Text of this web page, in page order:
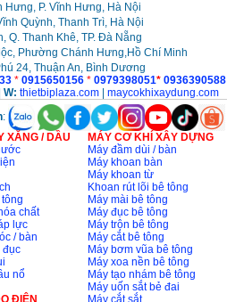
Hưng, P. Vĩnh Hưng, Hà Nội
Quỳnh, Thanh Trì, Hà Nội
Q. Thanh Khê, TP. Đà Nẵng
Phường Chánh Hưng,Hồ Chí Minh
24, Thuận An, Bình Dương
* 0915650156* 0979398051* 0936390588
W: thietbiplaza.com| maycokhixaydung.com
:
XĂNG / DẦU
chất
lực
/ bàn
đục
nổ
MÁY CƠ KHÍ XÂY DỰNG
Máy đầm dùi / bàn
Máy khoan bàn
Máy khoan từ
Khoan rút lõi bê tông
Máy mài bê tông
Máy đục bê tông
Máy trộn bê tông
Máy cắt bê tông
Máy bơm vũa bê tông
Máy xoa nền bê tông
Máy tạo nhám bê tông
Máy uốn sắt bẻ đai